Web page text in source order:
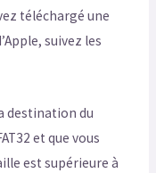
téléchargé une
suivez les
destination du
et que vous
est supérieure à